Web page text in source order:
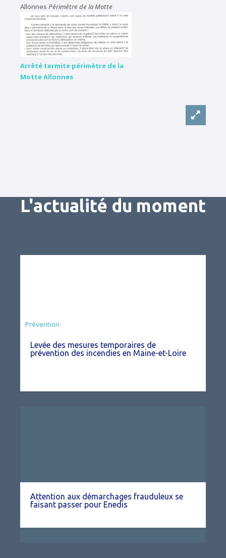
Allonnes Périmètre de la Motte
Arrêté termite périmètre de la
Motte Allonnes
L'actualité du moment
Préfecture
Prévention
Levée des mesures temporaires de
prévention des incendies en Maine-et-Loire
Attention aux démarchages frauduleux se
faisant passer pour Enedis